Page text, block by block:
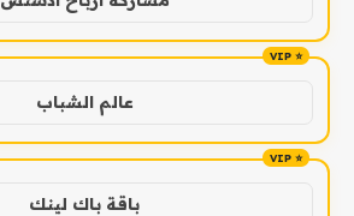
عالم الشباب
باقة باك لينك